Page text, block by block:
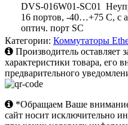
DVS-016W01-SC01
16 портов, -40…+75 С, с
оптич. порт SC
Категории: Коммутаторы
Производитель оставляет
характеристики товара, его
предварительного
*Обращаем Ваше
сайт носит исключительно